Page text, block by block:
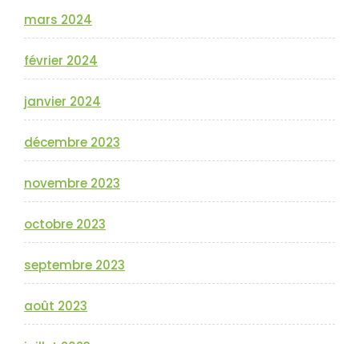
mars 2024
février 2024
janvier 2024
décembre 2023
novembre 2023
octobre 2023
septembre 2023
août 2023